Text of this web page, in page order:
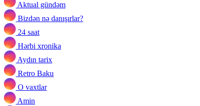
Aktual gündəm
Bizdən nə danışırlar?
24 saat
Hərbi xronika
Aydın tarix
Retro Baku
O vaxtlar
Amin